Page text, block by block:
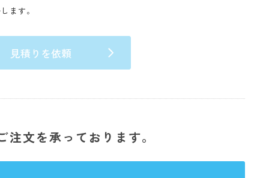
ます。
見積りを依頼
文を承っております。